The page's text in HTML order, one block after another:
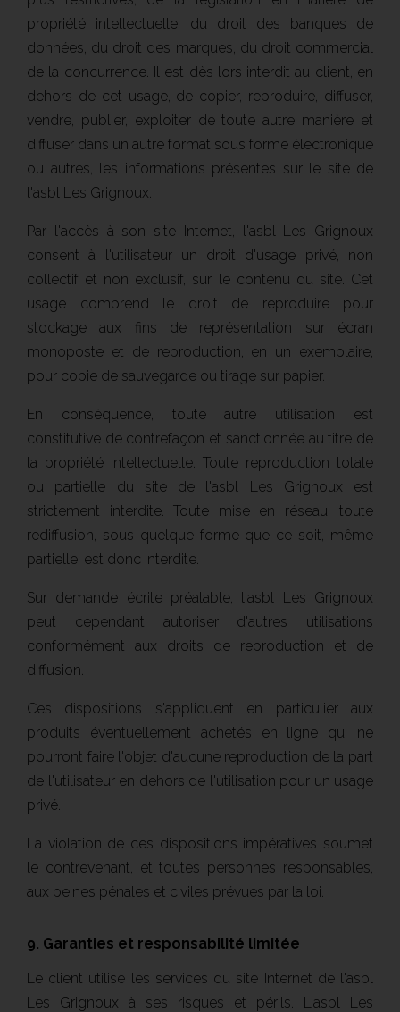
propriété intellectuelle, du droit des banques de
données, du droit des marques, du droit commercial
de la concurrence. Il est dès lors interdit au client, en
dehors de cet usage, de copier, reproduire, diffuser,
vendre, publier, exploiter de toute autre manière et
diffuser dans un autre format sous forme électronique
ou autres, les informations présentes sur le site de
l'asbl Les Grignoux.
Par l'accès à son site Internet, l'asbl Les Grignoux
consent à l'utilisateur un droit d'usage privé, non
collectif et non exclusif, sur le contenu du site. Cet
usage comprend le droit de reproduire pour
stockage aux fins de représentation sur écran
monoposte et de reproduction, en un exemplaire,
pour copie de sauvegarde ou tirage sur papier.
En conséquence, toute autre utilisation est
constitutive de contrefaçon et sanctionnée au titre de
la propriété intellectuelle. Toute reproduction totale
ou partielle du site de l'asbl Les Grignoux est
strictement interdite. Toute mise en réseau, toute
rediffusion, sous quelque forme que ce soit, même
partielle, est donc interdite.
Sur demande écrite préalable, l'asbl Les Grignoux
peut cependant autoriser d'autres utilisations
conformément aux droits de reproduction et de
diffusion.
Ces dispositions s'appliquent en particulier aux
produits éventuellement achetés en ligne qui ne
pourront faire l'objet d'aucune reproduction de la part
de l'utilisateur en dehors de l'utilisation pour un usage
privé.
La violation de ces dispositions impératives soumet
le contrevenant, et toutes personnes responsables,
aux peines pénales et civiles prévues par la loi.
9. Garanties et responsabilité limitée
Le client utilise les services du site Internet de l'asbl
Les Grignoux à ses risques et périls. L'asbl Les